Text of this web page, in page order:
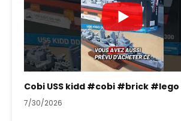
7/30/2026